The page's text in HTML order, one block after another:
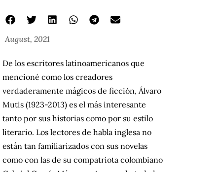
August, 2021
De los escritores latinoamericanos que
mencioné como los creadores
verdaderamente mágicos de ficción, Álvaro
Mutis (1923-2013) es el más interesante
tanto por sus historias como por su estilo
literario. Los lectores de habla inglesa no
están tan familiarizados con sus novelas
como con las de su compatriota colombiano